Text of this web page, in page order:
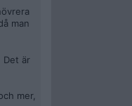
man
Det är
mer,